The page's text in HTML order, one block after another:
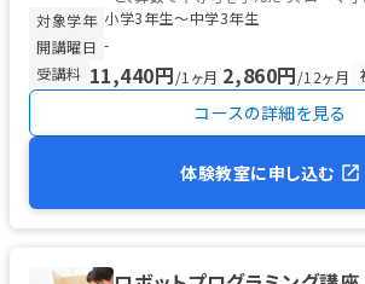
な思考の土台が整う時期。 ...
対象学年 小学3年生〜中学3年生
開講曜日 -
受講料 11,440円/1ヶ月 2,860円/12ヶ月
コースの詳細を見る
体験教室に申し込む